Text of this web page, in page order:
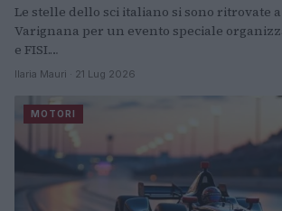
Le stelle dello sci italiano si sono ritrovate
Varignana per un evento speciale
e FISI.…
Ilaria Mauri · 21 Lug 2026
MOTORI